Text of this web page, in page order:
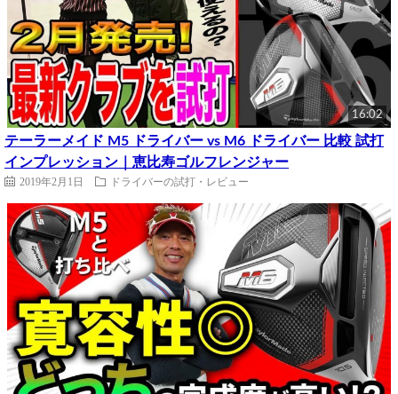
16:02
テーラーメイド M5 ドライバー vs M6 ドライバー 比較 試打
インプレッション｜恵比寿ゴルフレンジャー
2019年2月1日 ドライバーの試打・レビュー